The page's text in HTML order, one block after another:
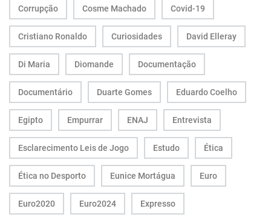
Corrupção Cosme Machado Covid-19
Cristiano Ronaldo Curiosidades David Elleray
Di Maria Diomande Documentação
Documentário Duarte Gomes Eduardo Coelho
Egipto Empurrar ENAJ Entrevista
Esclarecimento Leis de Jogo Estudo Ética
Ética no Desporto Eunice Mortágua Euro
Euro2020 Euro2024 Expresso